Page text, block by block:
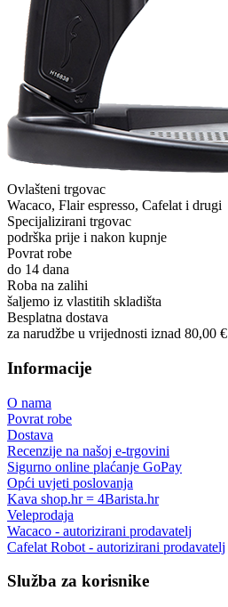
Ovlašteni trgovac
Wacaco, Flair espresso, Cafelat i drugi
Specijalizirani trgovac
podrška prije i nakon kupnje
Povrat robe
do 14 dana
Roba na zalihi
šaljemo iz vlastitih skladišta
Besplatna dostava
za narudžbe u vrijednosti iznad 80,00 €
Informacije
O nama
Povrat robe
Dostava
Recenzije na našoj e-trgovini
Sigurno online plaćanje GoPay
Opći uvjeti poslovanja
Kava shop.hr = 4Barista.hr
Veleprodaja
Wacaco - autorizirani prodavatelj
Cafelat Robot - autorizirani prodavatelj
Služba za korisnike